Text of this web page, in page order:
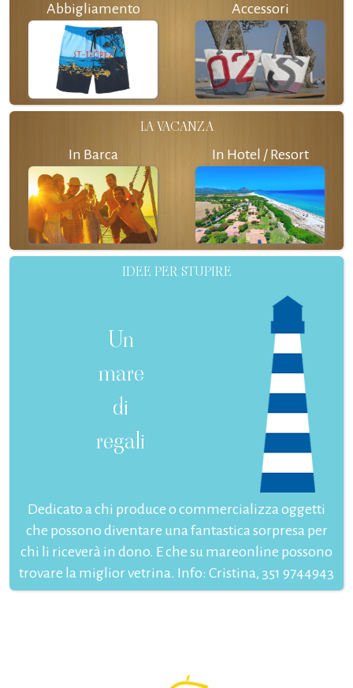
Abbigliamento Accessori
LA VACANZA
In Barca In Hotel / Resort
IDEE PER STUPIRE
Un
mare
di
regali
Dedicato a chi produce o commercializza oggetti
che possono diventare una fantastica sorpresa per
chi li riceverà in dono. E che su mareonline possono
trovare la miglior vetrina. Info: Cristina, 351 9744943